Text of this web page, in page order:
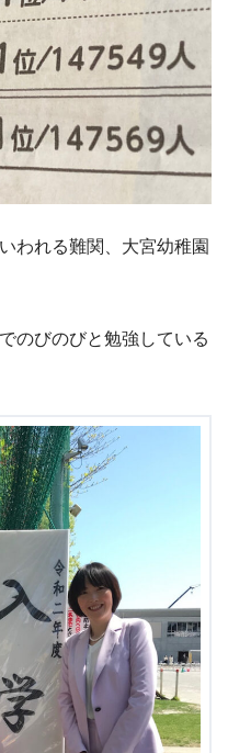
われる難関、大宮幼稚園
のびのびと勉強している